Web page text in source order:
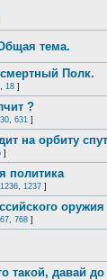
тема.
Полк.
, 18 ]
?
, 631 ]
на орбиту
]
политика
1236, 1237 ]
оружия
, 768 ]
такой, давай